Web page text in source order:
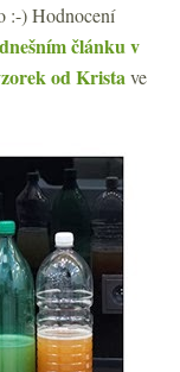
:-) Hodnocení
článku v
od Kristave